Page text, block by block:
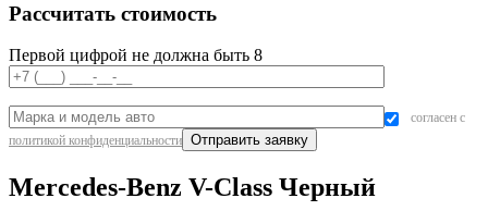
Рассчитать стоимость
Первой цифрой не должна быть 8
согласен с
политикой конфиденциальности
Mercedes-Benz V-Class Черный